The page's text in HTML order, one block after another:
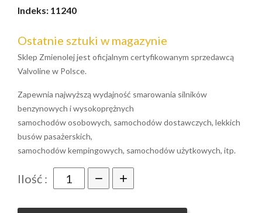
Indeks: 11240
Ostatnie sztuki w magazynie
Sklep Zmienolej jest oficjalnym certyfikowanym sprzedawcą
Valvoline w Polsce.
Zapewnia najwyższą wydajność smarowania silników
benzynowych i wysokoprężnych
samochodów osobowych, samochodów dostawczych, lekkich
busów pasażerskich,
samochodów kempingowych, samochodów użytkowych, itp.
Ilość :